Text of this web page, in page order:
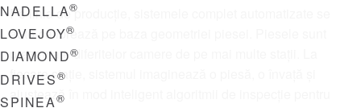
NADELLA®
LOVEJOY®
DIAMOND®
DRIVES®
SPINEA®
Pe linia de producție, sistemele complet automatizate se
auto-calibrează pe baza geometriei piesei. Piesele sunt
prezentate diferitelor camere de pe mai multe stații. La
fiecare stație, sistemul imaginează o piesă, o învață și
ajustează în mod inteligent algoritmii de inspecție pentru